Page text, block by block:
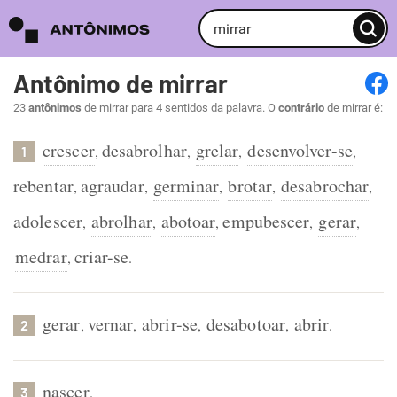
Antônimo de mirrar
23 antônimos de mirrar para 4 sentidos da palavra. O contrário de mirrar é:
1 crescer, desabrolhar, grelar, desenvolver-se,
rebentar, agraudar, germinar, brotar, desabrochar,
adolescer, abrolhar, abotoar,empubescer, gerar,
medrar, criar-se.
2 gerar, vernar, abrir-se, desabotoar, abrir.
3 nascer.